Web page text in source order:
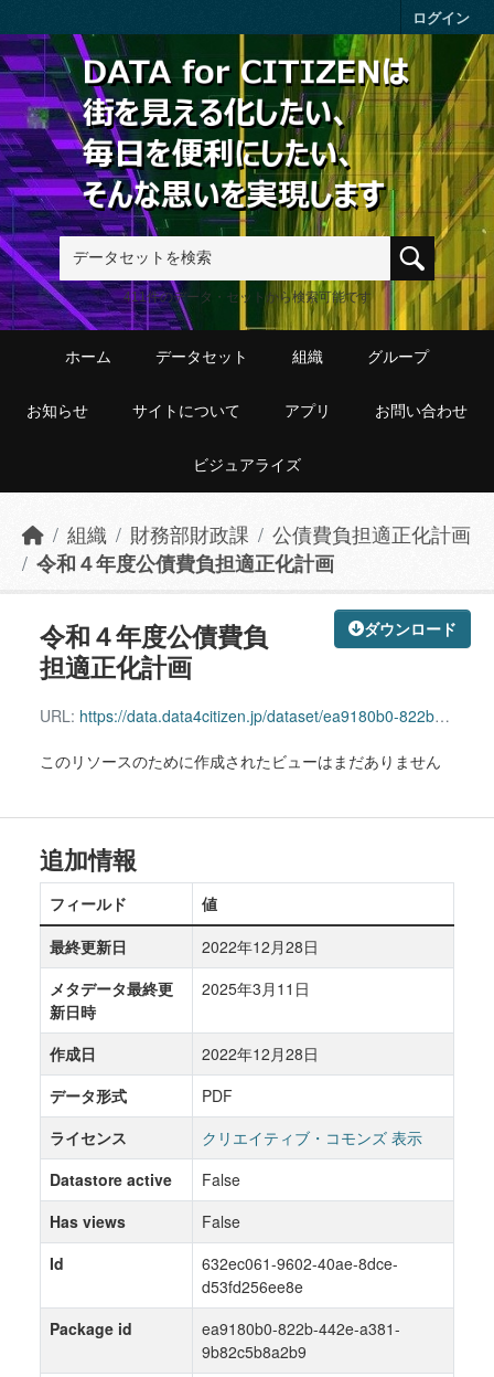
ログイン
411件のデータ・セットから検索可能です
ホーム データセット 組織 グループ
お知らせ サイトについて アプリ お問い合わせ
ビジュアライズ
組織 財務部財政課
公債費負担適正化計画
令和４年度公債費負担適正化計画
ダウンロード
令和４年度公債費負
担適正化計画
URL: https://data.data4citizen.jp/dataset/ea9180b0-822b-442e-a381-9b82c5b8a2b9/resource/632ec061-9602-40ae-8dce-d53fd256ee8e/download/r4kousaihikanri.pdf
このリソースのために作成されたビューはまだありません
追加情報
フィールド
値
最終更新日
2022年12月28日
メタデータ最終更
新日時
2025年3月11日
作成日
2022年12月28日
データ形式
PDF
ライセンス
クリエイティブ・コモンズ 表示
Datastore active
False
Has views
False
Id
632ec061-9602-40ae-8dce-
d53fd256ee8e
Package id
ea9180b0-822b-442e-a381-
9b82c5b8a2b9